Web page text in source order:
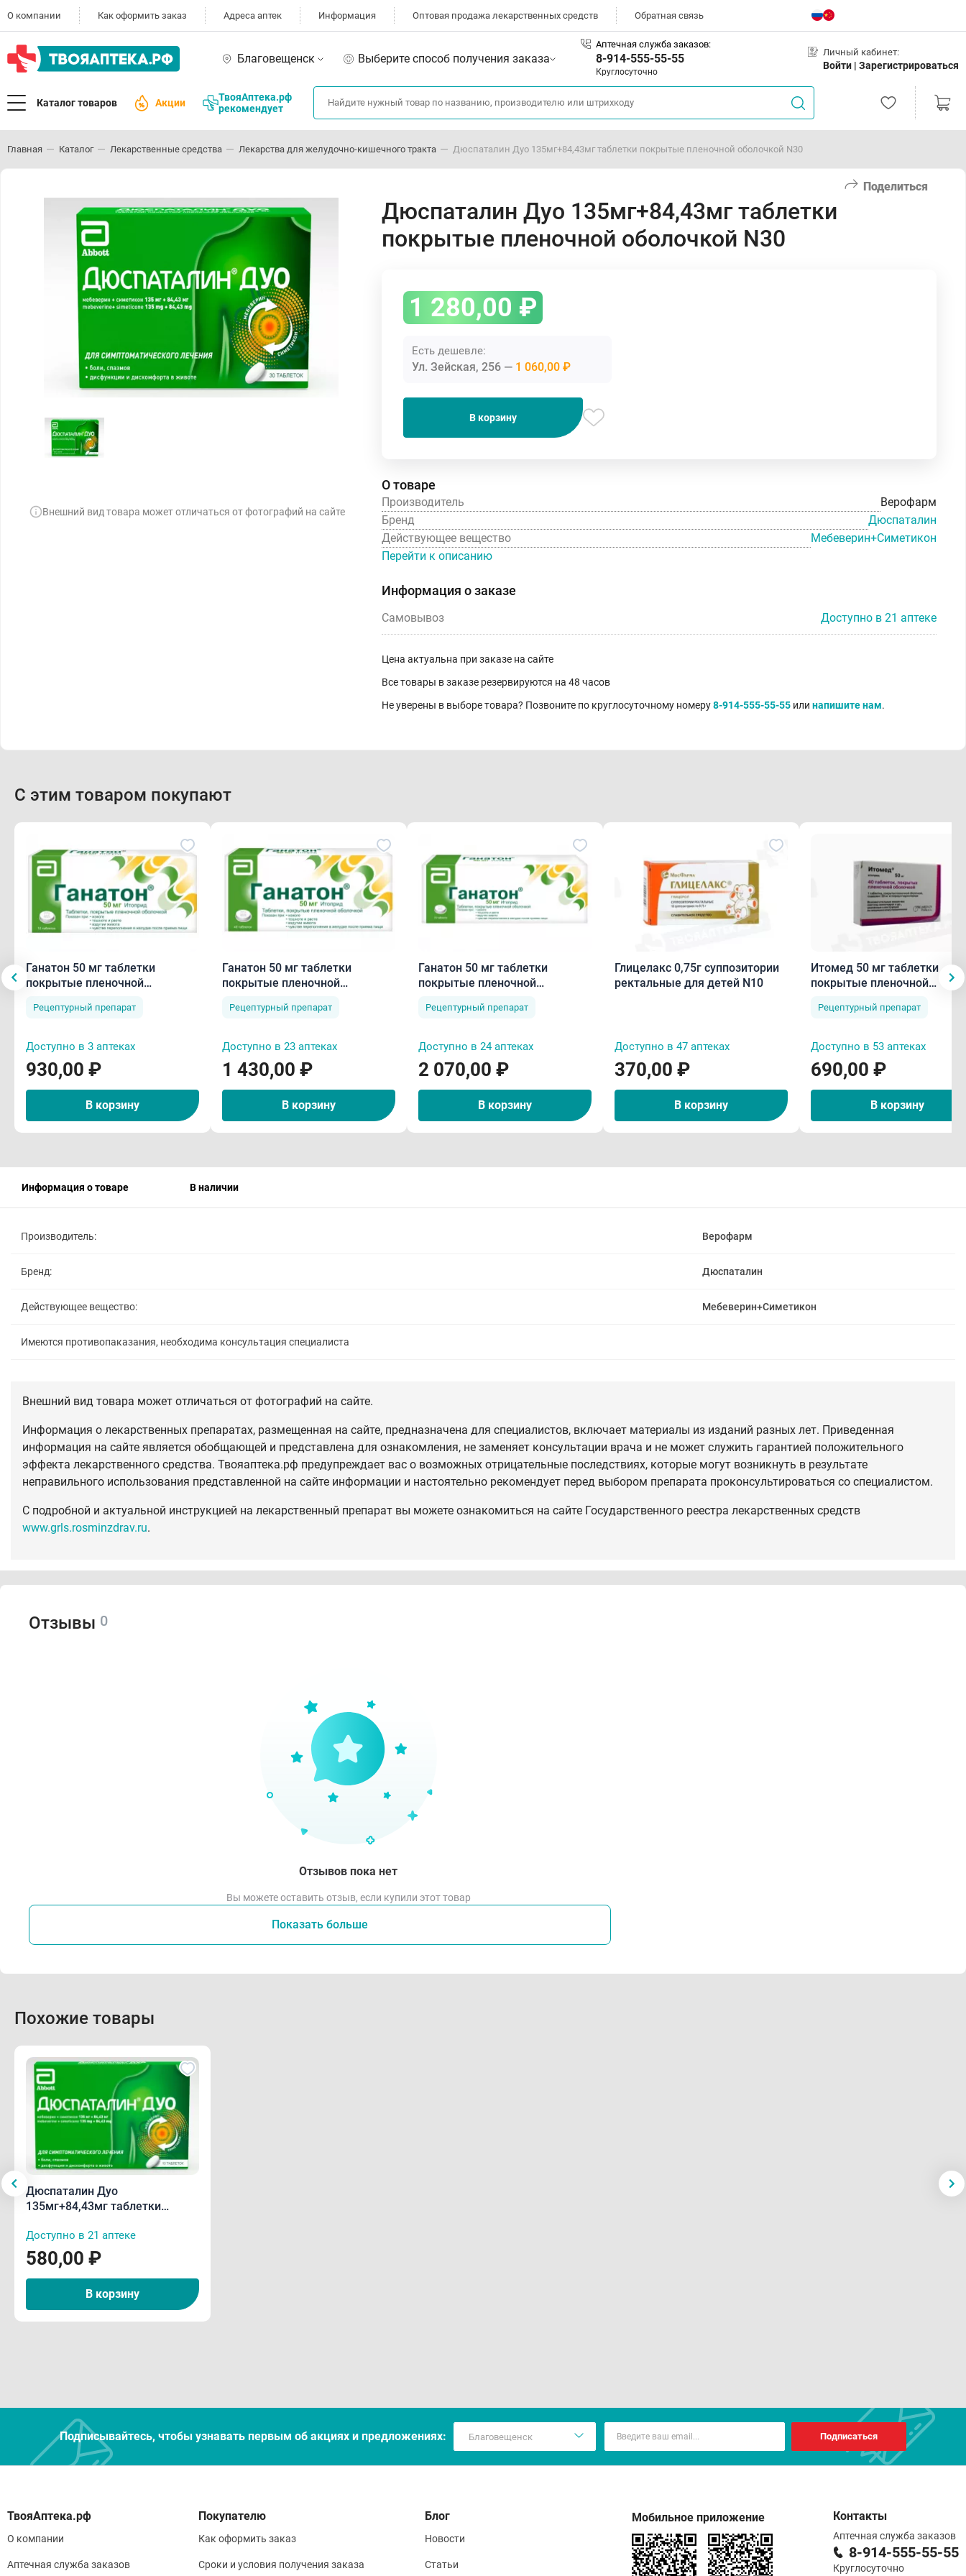
О компании Как оформить заказ Адреса аптек Информация Оптовая продажа лекарственных средств Обратная связь
Благовещенск Выберите способ получения заказа
Аптечная служба заказов:
8-914-555-55-55
Круглосуточно
Личный кабинет:
Войти | Зарегистрироваться
Каталог товаров Акции
ТвояАптека.рф
рекомендует
Главная Каталог Лекарственные средства Лекарства для желудочно-кишечного тракта Дюспаталин Дуо 135мг+84,43мг таблетки покрытые пленочной оболочкой N30
Поделиться
Внешний вид товара может отличаться от фотографий на сайте
Дюспаталин Дуо 135мг+84,43мг таблетки
покрытые пленочной оболочкой N30
1 280,00 ₽
Есть дешевле:
Ул. Зейская, 256 1 060,00 ₽
В корзину
О товаре
Производитель
Верофарм
Бренд
Дюспаталин
Действующее вещество
Мебеверин+Симетикон
Перейти к описанию
Информация о заказе
Самовывоз Доступно в 21 аптеке
Цена актуальна при заказе на сайте
Все товары в заказе резервируются на 48 часов
Не уверены в выборе товара? Позвоните по круглосуточному номеру8-914-555-55-55 или напишите нам.
С этим товаром покупают
Ганатон 50 мг таблетки
покрытые пленочной
Рецептурный препарат
Доступно в 3 аптеках
930,00 ₽
В корзину
Ганатон 50 мг таблетки
покрытые пленочной
Рецептурный препарат
Доступно в 23 аптеках
1 430,00 ₽
В корзину
Ганатон 50 мг таблетки
покрытые пленочной
Рецептурный препарат
Доступно в 24 аптеках
2 070,00 ₽
В корзину
Глицелакс 0,75г суппозитории
ректальные для детей N10
Доступно в 47 аптеках
370,00 ₽
В корзину
Итомед 50 мг таблетки
покрытые пленочной
Рецептурный препарат
Доступно в 53 аптеках
690,00 ₽
В корзину
Информация о товаре В наличии
Производитель: Верофарм
Бренд: Дюспаталин
Действующее вещество: Мебеверин+Симетикон
Имеются противопаказания, необходима консультация специалиста
Внешний вид товара может отличаться от фотографий на сайте.
Информация о лекарственных препаратах, размещенная на сайте, предназначена для специалистов, включает материалы из изданий разных лет. Приведенная
информация на сайте является обобщающей и представлена для ознакомления, не заменяет консультации врача и не может служить гарантией положительного
эффекта лекарственного средства. Твояаптека.рф предупреждает вас о возможных отрицательные последствиях, которые могут возникнуть в результате
неправильного использования представленной на сайте информации и настоятельно рекомендует перед выбором препарата проконсультироваться со специалистом.
С подробной и актуальной инструкцией на лекарственный препарат вы можете ознакомиться на сайте Государственного реестра лекарственных средств
www.grls.rosminzdrav.ru.
Отзывы 0
Отзывов пока нет
Вы можете оставить отзыв, если купили этот товар
Показать больше
Похожие товары
Дюспаталин Дуо
135мг+84,43мг таблетки
оболочкой N10
Доступно в 21 аптеке
580,00 ₽
В корзину
Подписывайтесь, чтобы узнавать первым об акцияx и предложениях: Подписаться
О компании
Аптечная служба заказов
Покупателю
Как оформить заказ
Сроки и условия получения заказа
Блог
Новости
Статьи
Мобильное приложение Контакты
Аптечная служба заказов
8-914-555-55-55
Круглосуточно